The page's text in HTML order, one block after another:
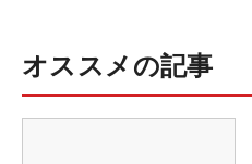
オススメの記事